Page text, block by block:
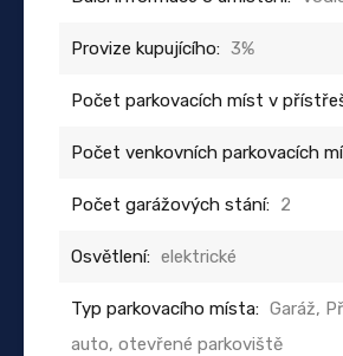
Provize kupujícího: 3%
Počet parkovacích míst v
Počet venkovních parkovacích
Počet garážových stání: 2
Osvětlení: elektrické
Typ parkovacího místa: Garáž,
auto, otevřené parkoviště